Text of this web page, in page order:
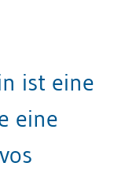
ist eine
eine